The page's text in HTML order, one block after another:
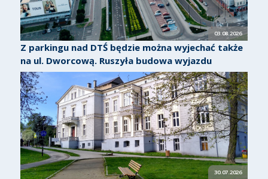
03.08.2026
Z parkingu nad DTŚ będzie można wyjechać także
na ul. Dworcową. Ruszyła budowa wyjazdu
30.07.2026